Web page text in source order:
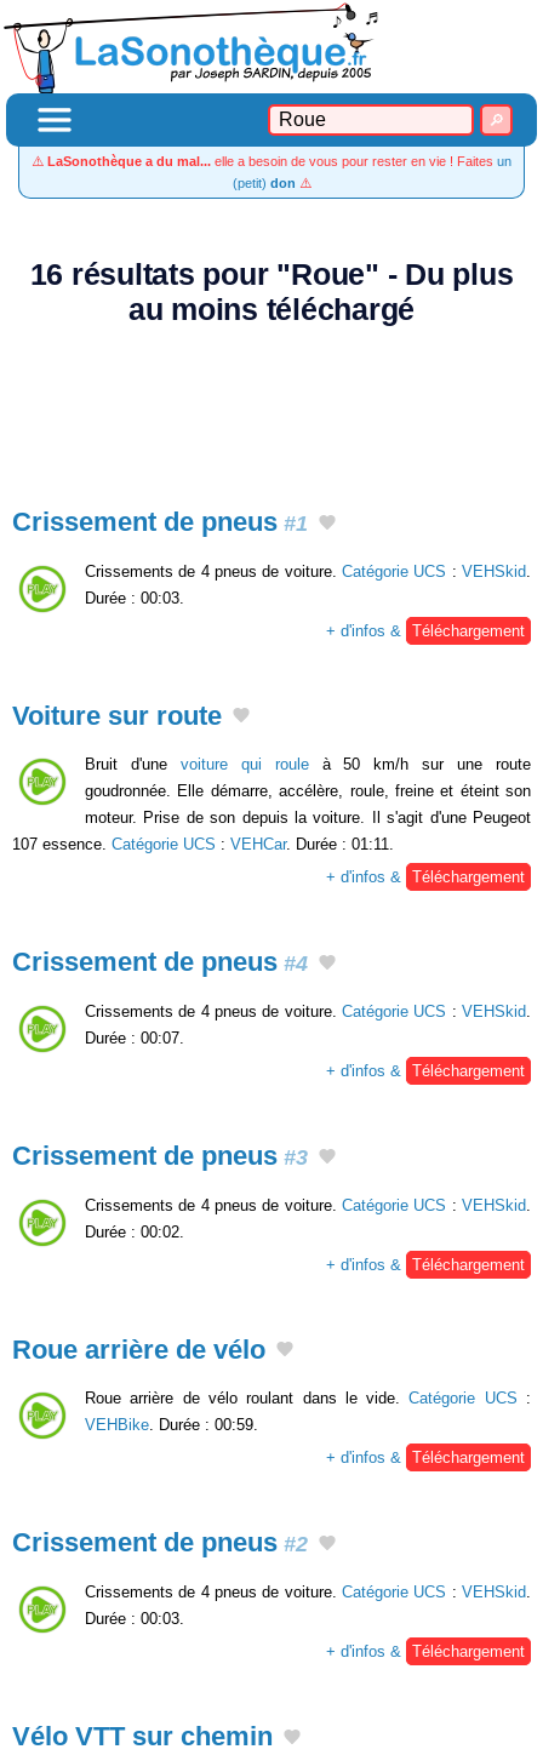
⚠️ LaSonothèque a du mal... elle a besoin de vous pour rester en vie ! Faites un
(petit) don ⚠️
16 résultats pour "Roue" - Du plus
au moins téléchargé
Crissement de pneus #1
Crissements de 4 pneus de voiture. Catégorie UCS :VEHSkid
Durée : 00:03.
+ d'infos &
Téléchargement
Voiture sur route
Bruit d'une voiture qui rouleà 50 km/h sur une route
goudronnée. Elle démarre, accélère, roule, freine et éteint son
moteur. Prise de son depuis la voiture. Il s'agit d'une Peugeot
107 essence. Catégorie UCS : VEHCar. Durée : 01:11.
+ d'infos & Téléchargement
Crissement de pneus #4
Crissements de 4 pneus de voiture. Catégorie UCS :VEHSkid
Durée : 00:07.
+ d'infos &
Téléchargement
Crissement de pneus #3
Crissements de 4 pneus de voiture. Catégorie UCS :VEHSkid
Durée : 00:02.
+ d'infos &
Téléchargement
Roue arrière de vélo
Roue arrière de vélo roulant dans le vide.Catégorie UCS :
VEHBike. Durée : 00:59.
+ d'infos & Téléchargement
Crissement de pneus #2
Crissements de 4 pneus de voiture. Catégorie UCS :VEHSkid
Durée : 00:03.
+ d'infos &
Téléchargement
Vélo VTT sur chemin